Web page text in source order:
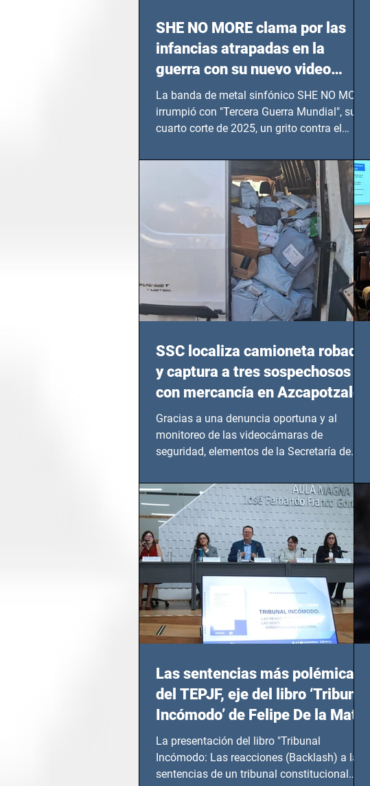
SHE NO MORE clama por las
infancias atrapadas en la
guerra con su nuevo video
TERCERA GUERRA MUNDIAL
La banda de metal sinfónico SHE NO MORE
irrumpió con "Tercera Guerra Mundial", su
cuarto corte de 2025, un grito contra el
en epicentros bélicos.
SSC localiza camioneta robada
y captura a tres sospechosos
con mercancía en Azcapotzalco
Gracias a una denuncia oportuna y al
monitoreo de las videocámaras de
seguridad, elementos de la Secretaría de
Las sentencias más polémicas
del TEPJF, eje del libro ‘Tribunal
Incómodo’ de Felipe De la Mata
La presentación del libro "Tribunal
Incómodo: Las reacciones (Backlash) a las
sentencias de un tribunal constitucional